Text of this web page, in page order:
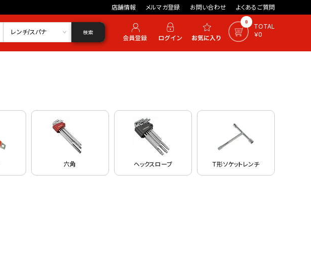
店舗情報 メルマガ登録 お問い合わせ よくあるご質問
0
TOTAL
￥0
レンチ/スパナ 検索
六角 ヘックスローブ T形ソケットレンチ